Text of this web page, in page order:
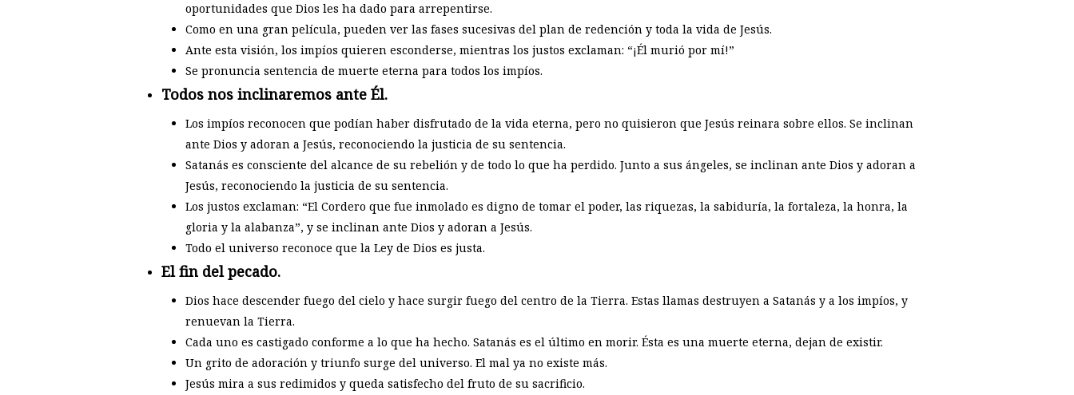
oportunidades que Dios les ha dado para arrepentirse.
Como en una gran película, pueden ver las fases sucesivas del plan de redención y toda la vida de Jesús.
Ante esta visión, los impíos quieren esconderse, mientras los justos exclaman: “¡Él murió por mí!”
Se pronuncia sentencia de muerte eterna para todos los impíos.
Todos nos inclinaremos ante Él.
Los impíos reconocen que podían haber disfrutado de la vida eterna, pero no quisieron que Jesús reinara sobre ellos. Se inclinan
ante Dios y adoran a Jesús, reconociendo la justicia de su sentencia.
Satanás es consciente del alcance de su rebelión y de todo lo que ha perdido. Junto a sus ángeles, se inclinan ante Dios y adoran a
Jesús, reconociendo la justicia de su sentencia.
Los justos exclaman: “El Cordero que fue inmolado es digno de tomar el poder, las riquezas, la sabiduría, la fortaleza, la honra, la
gloria y la alabanza”, y se inclinan ante Dios y adoran a Jesús.
Todo el universo reconoce que la Ley de Dios es justa.
El fin del pecado.
Dios hace descender fuego del cielo y hace surgir fuego del centro de la Tierra. Estas llamas destruyen a Satanás y a los impíos, y
renuevan la Tierra.
Cada uno es castigado conforme a lo que ha hecho. Satanás es el último en morir. Ésta es una muerte eterna, dejan de existir.
Un grito de adoración y triunfo surge del universo. El mal ya no existe más.
Jesús mira a sus redimidos y queda satisfecho del fruto de su sacrificio.